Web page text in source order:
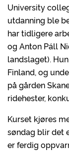
University
utdanning ble
har tidligere
og Anton Páll
landslaget).
Finland, og
på gården
ridehester,
Kurset kjøres
søndag blir det
er ferdig